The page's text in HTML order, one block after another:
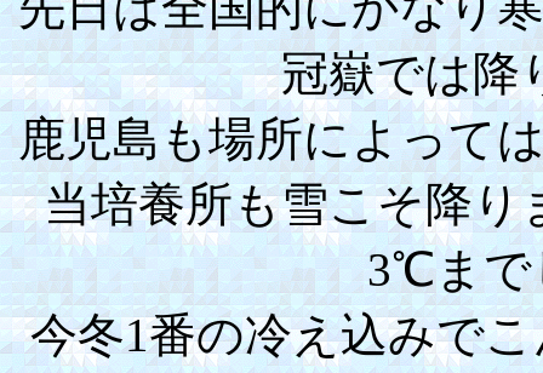
冠嶽では降
鹿児島も場所によって
当培養所も雪こそ降
3℃まで
今冬1番の冷え込みで